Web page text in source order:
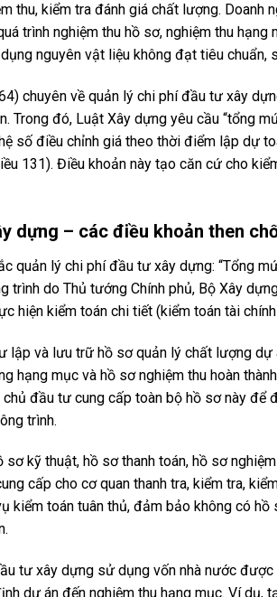
thu, kiểm tra đánh giá chất lượng.
trình nghiệm thu hồ sơ, nghiệm thu
nguyên vật liệu không đạt tiêu chuẩn,
chuyên về quản lý chi phí đầu tư xây
Trong đó, Luật Xây dựng yêu cầu “tổng
số điều chỉnh giá theo thời điểm lập dự
131). Điều khoản này tạo căn cứ cho
dựng – các điều khoản then
quản lý chi phí đầu tư xây dựng: “Tổng
trình do Thủ tướng Chính phủ, Bộ Xây
hiện kiểm toán chi tiết (kiểm toán tài
lập và lưu trữ hồ sơ quản lý chất lượng
hạng mục và hồ sơ nghiệm thu hoàn
đầu tư cung cấp toàn bộ hồ sơ này để
trình.
kỹ thuật, hồ sơ thanh toán, hồ sơ
cấp cho cơ quan thanh tra, kiểm tra,
kiểm toán tuân thủ, đảm bảo không có
tư xây dựng sử dụng vốn nhà nước
dự án đến nghiệm thu hạng mục. Ví dụ,